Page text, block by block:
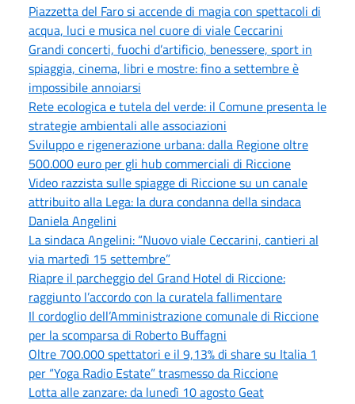
Piazzetta del Faro si accende di magia con spettacoli di
acqua, luci e musica nel cuore di viale Ceccarini
Grandi concerti, fuochi d’artificio, benessere, sport in
spiaggia, cinema, libri e mostre: fino a settembre è
impossibile annoiarsi
Rete ecologica e tutela del verde: il Comune presenta le
strategie ambientali alle associazioni
Sviluppo e rigenerazione urbana: dalla Regione oltre
500.000 euro per gli hub commerciali di Riccione
Video razzista sulle spiagge di Riccione su un canale
attribuito alla Lega: la dura condanna della sindaca
Daniela Angelini
La sindaca Angelini: “Nuovo viale Ceccarini, cantieri al
via martedì 15 settembre”
Riapre il parcheggio del Grand Hotel di Riccione:
raggiunto l’accordo con la curatela fallimentare
Il cordoglio dell’Amministrazione comunale di Riccione
per la scomparsa di Roberto Buffagni
Oltre 700.000 spettatori e il 9,13% di share su Italia 1
per “Yoga Radio Estate” trasmesso da Riccione
Lotta alle zanzare: da lunedì 10 agosto Geat